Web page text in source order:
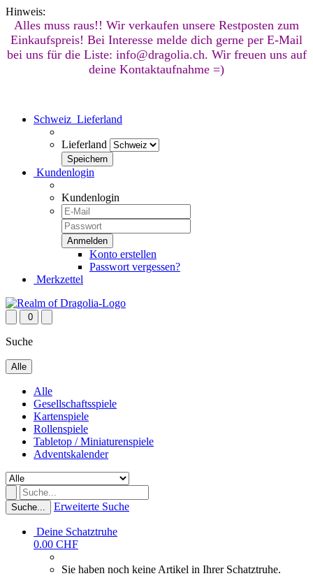
Hinweis:
Alles muss raus!! Wir verkaufen unsere Restposten zum
Einkaufspreis! Bei Interesse melde dich gerne per E-Mail
bei uns für die Liste: info@dragolia.ch. Wir freuen uns auf
deine Kontaktaufnahme =)
Schweiz Lieferland
Lieferland
Kundenlogin
Kundenlogin
Konto erstellen
Passwort vergessen?
Merkzettel
0
Suche
Alle
Alle
Gesellschaftsspiele
Kartenspiele
Rollenspiele
Tabletop / Miniaturenspiele
Adventskalender
Suche... Erweiterte Suche
Deine Schatztruhe
0.00 CHF
Sie haben noch keine Artikel in Ihrer Schatztruhe.